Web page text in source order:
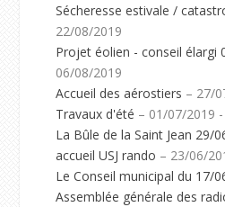
Sécheresse estivale /
22/08/2019
Projet éolien - conseil élargi
06/08/2019
Accueil des aérostiers – 27/
Travaux d'été – 01/07/2019
La Bûle de la Saint Jean 29/
accueil USJ rando – 23/06/
Le Conseil municipal du 17/
Assemblée générale des